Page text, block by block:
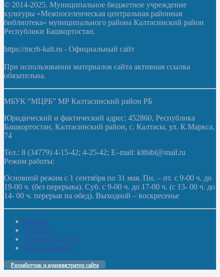
© 2014-2025. Муниципальное бюджетное учреждение
культуры «Межпоселенческая центральная районная
библиотека» муниципального района Калтасинский район
Республики Башкортостан.
https://mcrb-kalt.ru - Официальный сайт
При использовании материалов сайта активная ссылка
обязательна.
МБУК “МЦРБ” МР Калтасинский район РБ
Юридический и фактический адрес: 452860, Республика
Башкортостан, Калтасинский район, с. Калтасы, ул. К.Маркса,
74
Тел.: 8 (34779) 4-15-42; 4-25-42; E–mail: kltbibl@mail.ru
Режим работы:
Основной режим с 1 сентября по 31 мая. Пн. – пт. с 9-00 ч. до
19-00 ч. (без перерыва). Суб. с 9-00 ч. до 17-00 ч. (с 13- 00 ч. до
14- 00 ч. перерыв на обед). Выходной – воскресенье
Домой
Новости
Документы. Все
Мы в соцсетях
Разработчик и администратор сайта